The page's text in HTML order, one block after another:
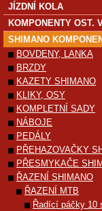
JÍZDNÍ KOLA
KOMPONENTY OST.
SHIMANO
BOVDENY, LANKA
BRZDY
KAZETY SHIMANO
KLIKY, OSY
KOMPLETNÍ SADY
NÁBOJE
PEDÁLY
PŘEHAZOVAČKY
PŘESMYKAČE
ŘAZENÍ SHIMANO
ŘAZENÍ MTB
Řadící páčky 10